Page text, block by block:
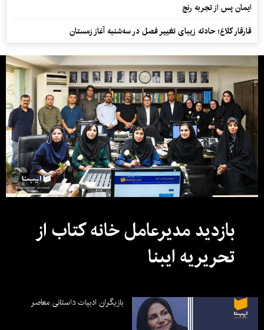
ایمان پس از تجربه رنج
قارقار کلاغ؛ حادثه زیبای تغییر فصل در سه‌شنبه آغاز زمستان
بازدید مدیرعامل خانه کتاب از
تحریریه ایبنا
بازیگران ادبیات داستانی معاصر